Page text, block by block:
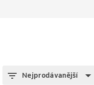
Nejprodávanější